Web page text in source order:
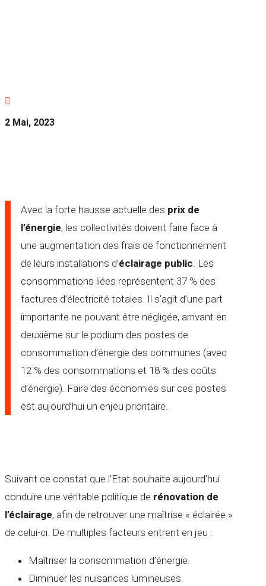

2 Mai, 2023
Avec la forte hausse actuelle des prix de
l’énergie, les collectivités doivent faire face à
une augmentation des frais de fonctionnement
de leurs installations d’éclairage public. Les
consommations liées représentent 37 % des
factures d’électricité totales. Il s’agit d’une part
importante ne pouvant être négligée, arrivant en
deuxième sur le podium des postes de
consommation d’énergie des communes (avec
12 % des consommations et 18 % des coûts
d’énergie). Faire des économies sur ces postes
est aujourd’hui un enjeu prioritaire.
Suivant ce constat que l’Etat souhaite aujourd’hui
conduire une véritable politique de rénovation de
l’éclairage, afin de retrouver une maîtrise « éclairée »
de celui-ci. De multiples facteurs entrent en jeu :
Maîtriser la consommation d’énergie.
Diminuer les nuisances lumineuses.